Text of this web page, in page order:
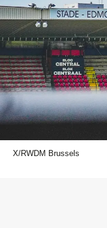
X/RWDM Brussels